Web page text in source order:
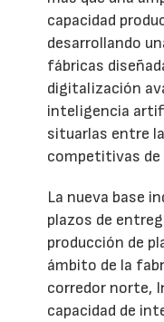
capacidad
desarrollando
fábricas
digitalización
inteligencia
situarlas entre
competitivas de
La nueva base
plazos de
producción de
ámbito de la
corredor norte,
capacidad de